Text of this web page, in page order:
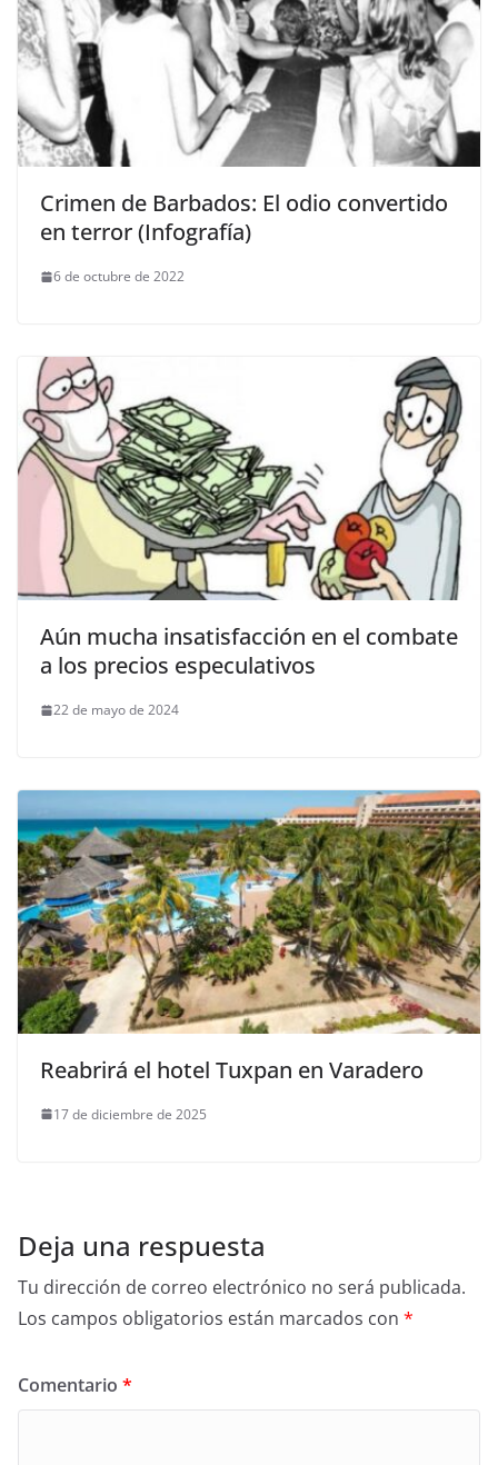
Crimen de Barbados: El odio convertido
en terror (Infografía)
6 de octubre de 2022
Aún mucha insatisfacción en el combate
a los precios especulativos
22 de mayo de 2024
Reabrirá el hotel Tuxpan en Varadero
17 de diciembre de 2025
Deja una respuesta
Tu dirección de correo electrónico no será publicada.
Los campos obligatorios están marcados con *
Comentario *